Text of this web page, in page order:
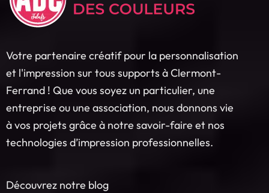
Votre partenaire créatif pour la personnalisation
et l'impression sur tous supports à Clermont-
Ferrand ! Que vous soyez un particulier, une
entreprise ou une association, nous donnons vie
à vos projets grâce à notre savoir-faire et nos
technologies d’impression professionnelles.
Découvrez notre blog